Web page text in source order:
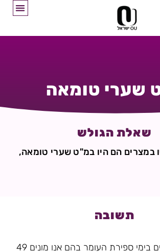
שערי טומאה
שאלת הגולש
במצרים הם היו במ"ט שערי טומאה,
תשובה
כידוע לך אנו נתונים בימי ספירת העומר בהם אנו מונים 49